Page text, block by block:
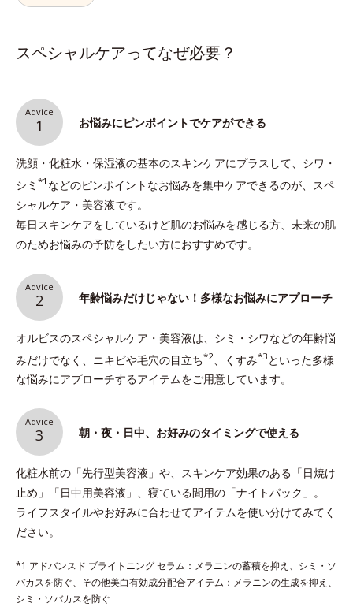
スペシャルケアってなぜ必要？
Advice
1 お悩みにピンポイントでケアができる
洗顔・化粧水・保湿液の基本のスキンケアにプラスして、シワ・
シミ *1 などのピンポイントなお悩みを集中ケアできるのが、スペ
シャルケア・美容液です。
毎日スキンケアをしているけど肌のお悩みを感じる方、未来の肌
のためお悩みの予防をしたい方におすすめです。
Advice
2 年齢悩みだけじゃない！多様なお悩みにアプローチ
オルビスのスペシャルケア・美容液は、シミ・シワなどの年齢悩
みだけでなく、ニキビや毛穴の目立ち*2 、くすみ*3 といった多様
な悩みにアプローチするアイテムをご用意しています。
Advice
3 朝・夜・日中、お好みのタイミングで使える
化粧水前の「先行型美容液」や、スキンケア効果のある「日焼け
止め」「日中用美容液」、寝ている間用の「ナイトパック」。
ライフスタイルやお好みに合わせてアイテムを使い分けてみてく
ださい。
*1 アドバンスド ブライトニング セラム：メラニンの蓄積を抑え、シミ・ソ
バカスを防ぐ、その他美白有効成分配合アイテム：メラニンの生成を抑え、
シミ・ソバカスを防ぐ